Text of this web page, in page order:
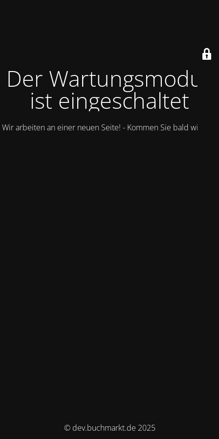
Der Wartungsmodus
ist eingeschaltet
Wir arbeiten an einer neuen Seite! - Kommen Sie bald wieder.
© dev.buchmarkt.de 2025